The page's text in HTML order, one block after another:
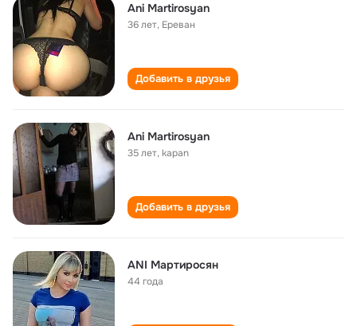
Ani Martirosyan
36 лет, Ереван
Добавить в друзья
Ani Martirosyan
35 лет,kapan
Добавить в друзья
ANI Мартиросян
44 года